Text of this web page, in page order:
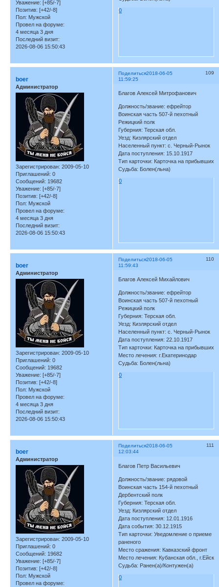
Уважение: [+85/-7]
Позитив: [+42/-8]
Пол: Мужской
Провел на форуме:
4 месяца 3 дня
Последний визит:
2026-08-06 15:50:43
0
Поделиться 109
2018-06-05
11:59:25
boer
Администратор
Зарегистрирован: 2009-05-10
Приглашений: 0
Сообщений: 19682
Уважение: [+85/-7]
Позитив: [+42/-8]
Пол: Мужской
Провел на форуме:
4 месяца 3 дня
Последний визит:
2026-08-06 15:50:43
Благов Алексей Митрофанович
Должность/звание: ефрейтор
Воинская часть 507-й пехотный
Режицкий полк
Губерния: Терская обл.
Уезд: Кизлярский отдел
Населенный пункт: с. Черный-Рынок
Дата поступления: 15.10.1917
Тип карточки: Карточка на прибывших
Судьба: Болен(льна)
0
Поделиться 110
2018-06-05
11:59:43
boer
Администратор
Зарегистрирован: 2009-05-10
Приглашений: 0
Сообщений: 19682
Уважение: [+85/-7]
Позитив: [+42/-8]
Пол: Мужской
Провел на форуме:
4 месяца 3 дня
Последний визит:
2026-08-06 15:50:43
Благов Алексей Михайлович
Должность/звание: ефрейтор
Воинская часть 507-й пехотный
Режицкий полк
Губерния: Терская обл.
Уезд: Кизлярский отдел
Населенный пункт: с. Черный-Рынок
Дата поступления: 22.10.1917
Тип карточки: Карточка на прибывших
Место лечения: г.Екатеринодар
Судьба: Болен(льна)
0
Поделиться 111
2018-06-05
12:03:44
boer
Администратор
Зарегистрирован: 2009-05-10
Приглашений: 0
Сообщений: 19682
Уважение: [+85/-7]
Позитив: [+42/-8]
Пол: Мужской
Провел на форуме:
Благов Петр Васильевич
Должность/звание: рядовой
Воинская часть 154-й пехотный
Дербентский полк
Губерния: Терская обл.
Уезд: Кизлярский отдел
Дата поступления: 12.01.1916
Дата события: 30.12.1915
Тип карточки: Уведомление о приеме
раненого
Место сражения: Кавказский фронт
Место лечения: Кубанская обл., г.Ейск
Судьба: Ранен(а)/Контужен(а)
0